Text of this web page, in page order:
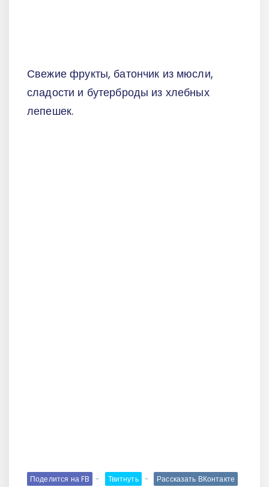
Свежие фрукты, батончик из мюсли,
сладости и бутерброды из хлебных
лепешек.
Поделится на FB Твитнуть Рассказать ВКонтакте